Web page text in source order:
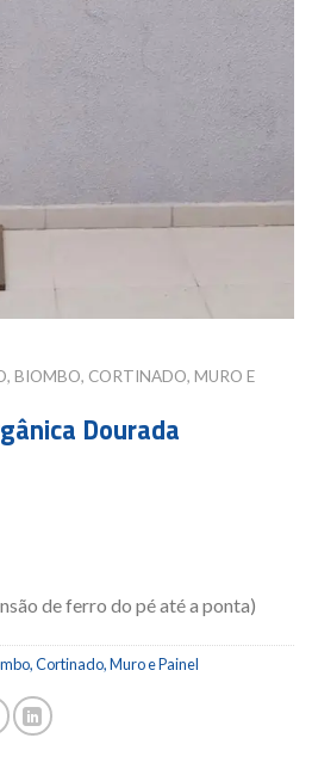
BIOMBO, CORTINADO, MURO E
Dourada
de ferro do pé até a ponta)
Cortinado, Muro e Painel